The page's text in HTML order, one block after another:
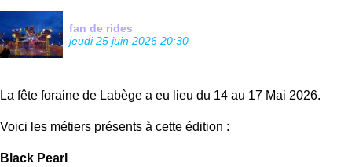
fan de rides
jeudi 25 juin 2026 20:30
La fête foraine de Labège a eu lieu du 14 au 17 Mai 2026.
Voici les métiers présents à cette édition :
Black Pearl